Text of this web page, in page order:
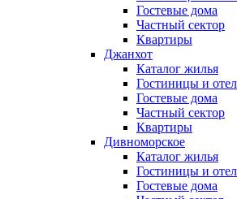
Гостевые дома
Частный сектор
Квартиры
Джанхот
Каталог жилья
Гостиницы и
Гостевые дома
Частный сектор
Квартиры
Дивноморское
Каталог жилья
Гостиницы и
Гостевые дома